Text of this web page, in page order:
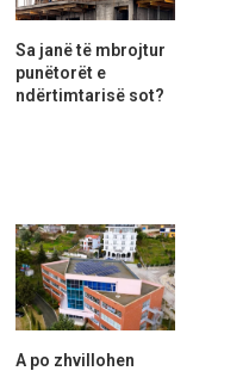
Sa janë të mbrojtur
punëtorët e
ndërtimtarisë sot?
A po zhvillohen